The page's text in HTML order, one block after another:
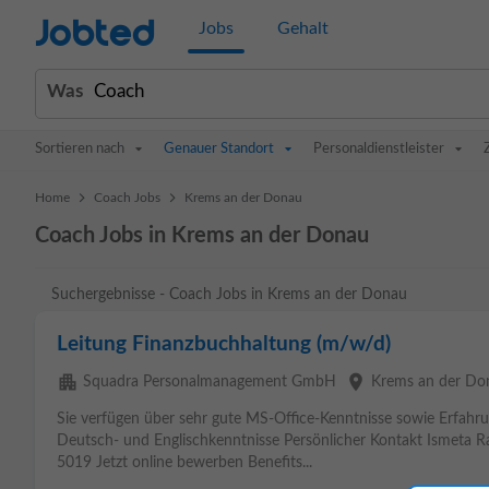
Jobted Jobs Gehalt
Was
Sortieren nach Genauer Standort Personaldienstleister
Home > Coach Jobs > Krems an der Donau
Coach Jobs in Krems an der Donau
Suchergebnisse - Coach Jobs in Krems an der Donau
Leitung Finanzbuchhaltung (m/w/d)
apartment Squadra Personalmanagement GmbH place Krems an der
Sie verfügen über sehr gute MS-Office-Kenntnisse sowie
Deutsch- und Englischkenntnisse Persönlicher Kontakt Ismeta
5019 Jetzt online bewerben Benefits...